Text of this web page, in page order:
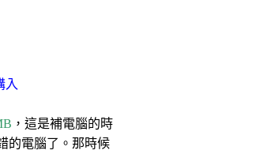
入
，這是補電腦的時
的電腦了。那時候